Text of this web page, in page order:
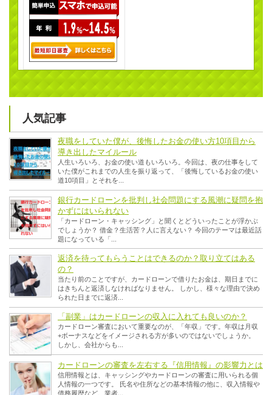
人気記事
夜職をしていた僕が、後悔したお金の使い方10項目から
導き出したマイルール
人生いろいろ、お金の使い道もいろいろ。今回は、夜の仕事をして
いた僕がこれまでの人生を振り返って、「後悔しているお金の使い
道10項目」とそれを...
銀行カードローンを批判し社会問題にする風潮に疑問を抱
かずにはいられない
「カードローン・キャッシング」と聞くとどういったことが浮かぶ
でしょうか？ 借金？生活苦？人に言えない？ 今回のテーマは最近話
題になっている「...
返済を待ってもらうことはできるのか？取り立てはある
の？
当たり前のことですが、カードローンで借りたお金は、期日までに
はきちんと返済しなければなりません。 しかし、様々な理由で決め
られた日までに返済...
「副業」はカードローンの収入に入れても良いのか？
カードローン審査において重要なのが、「年収」です。年収は月収
+ボーナスなどをイメージされる方が多いのではないでしょうか。
しかし、会社からも...
カードローンの審査を左右する『信用情報』の影響力とは
信用情報とは、キャッシングやカードローンの審査に用いられる個
人情報の一つです。 氏名や住所などの基本情報の他に、収入情報や
債務履歴など、業者...